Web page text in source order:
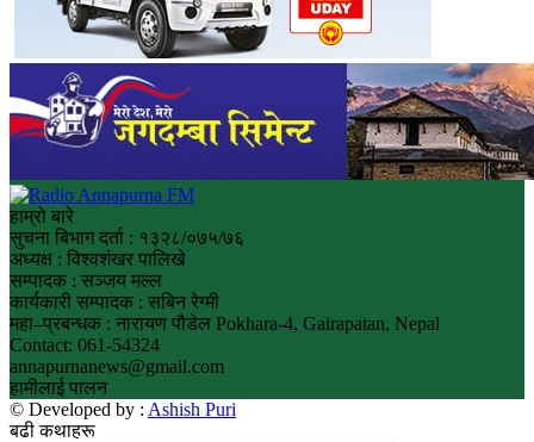
हाम्रो बारे
सुचना बिभाग दर्ता : १३२८/०७५/७६
अध्यक्ष : विश्वशंखर पालिखे
सम्पादक : सञ्जय मल्ल
कार्यकारी सम्पादक : सबिन रेग्मी
महा–प्रबन्धक : नारायण पौडेल Pokhara-4, Gairapatan, Nepal
Contact: 061-54324
annapurnanews@gmail.com
हामीलाई पालन
© Developed by : Ashish Puri
बढी कथाहरू